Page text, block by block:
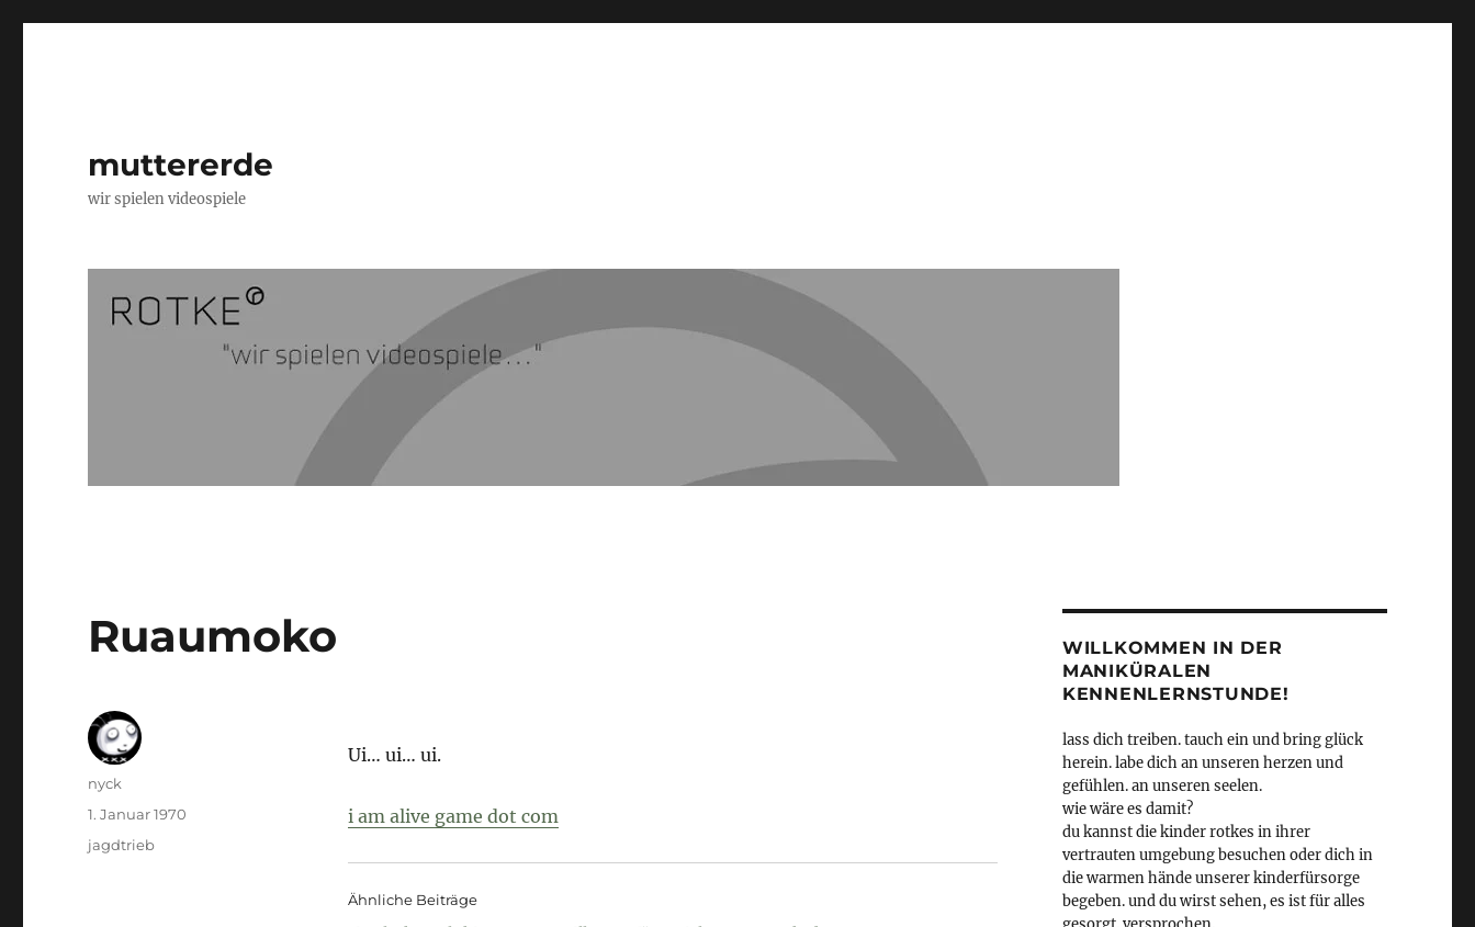
muttererde
wir spielen videospiele
Ruaumoko
Ui… ui… ui.
i am alive game dot com
Ähnliche Beiträge
Autor
nyck
Veröffentlicht
am
1. Januar 1970
Kategorien
jagdtrieb
WILLKOMMEN IN DER
MANIKÜRALEN
KENNENLERNSTUNDE!
lass dich treiben. tauch ein und bring glück
herein. labe dich an unseren herzen und
gefühlen. an unseren seelen.
wie wäre es damit?
du kannst die kinder rotkes in ihrer
vertrauten umgebung besuchen oder dich in
die warmen hände unserer kinderfürsorge
begeben. und du wirst sehen, es ist für alles